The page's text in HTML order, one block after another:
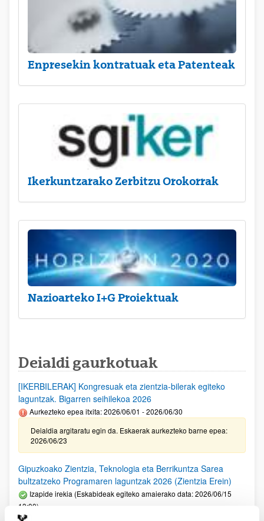
Enpresekin kontratuak eta Patenteak
Ikerkuntzarako Zerbitzu Orokorrak
Nazioarteko I+G Proiektuak
Deialdi gaurkotuak
[IKERBILERAK] Kongresuak eta zientzia-bilerak egiteko
laguntzak. Bigarren seihilekoa 2026
Aurkezteko epea itxita: 2026/06/01 - 2026/06/30
Deialdia argitaratu egin da. Eskaerak aurkezteko barne epea:
2026/06/23
Gipuzkoako Zientzia, Teknologia eta Berrikuntza Sarea
bultzatzeko Programaren laguntzak 2026 (Zientzia Erein)
Izapide irekia (Eskabideak egiteko amaierako data: 2026/06/15
13:00)